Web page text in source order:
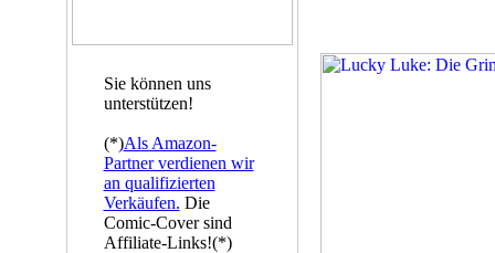
Sie können uns
unterstützen!
(*)Als Amazon-
Partner verdienen wir
an qualifizierten
Verkäufen. Die
Comic-Cover sind
Affiliate-Links!(*)